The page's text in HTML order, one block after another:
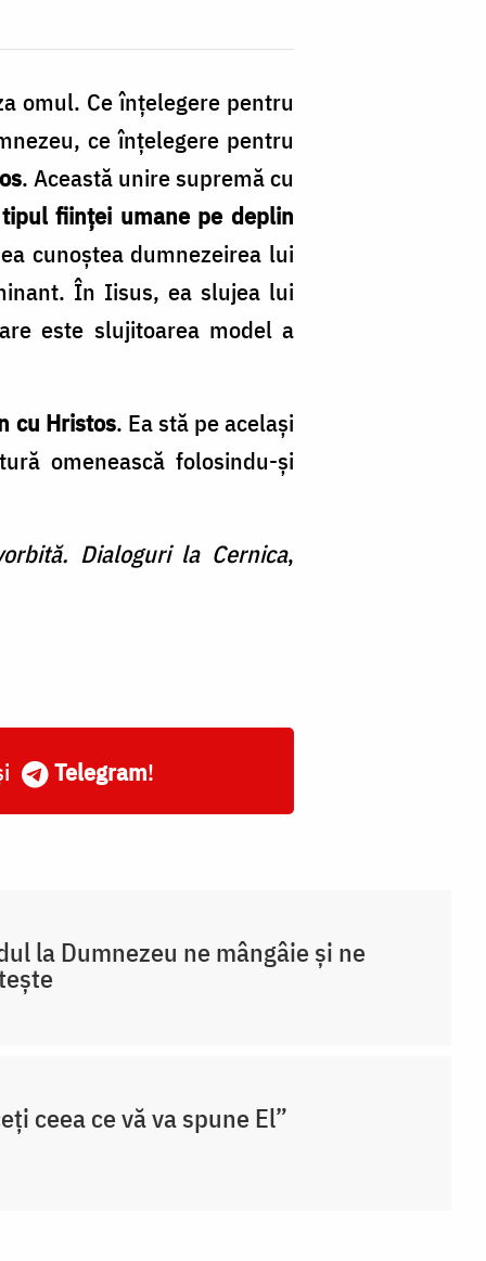
omul. Ce înțelegere pentru
ce înțelegere pentru
. Această unire supremă cu
tipul ființei umane pe deplin
cu­noștea dumnezeirea lui
În Iisus, ea slujea lui
este slujitoarea model a
cu Hristos. Ea stă pe același
omenească folosindu-și
Dialoguri la Cernica,
Telegram!
la Dumnezeu ne mângâie și ne
ceea ce vă va spune El”